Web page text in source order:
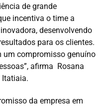
de grande
incentiva o time a
desenvolvendo
para os clientes.
um compromisso genuíno
afirma Rosana
Itatiaia.
da empresa em